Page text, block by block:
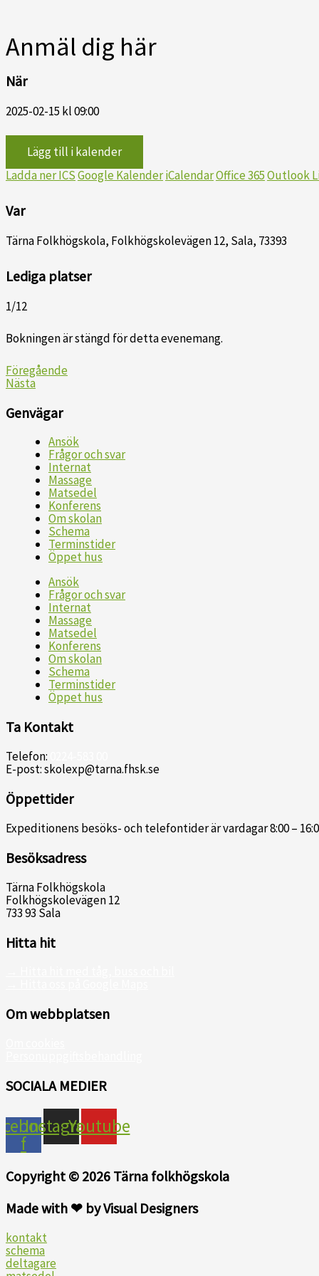
Anmäl dig här
När
2025-02-15 kl 09:00
Lägg till i kalender
Ladda ner ICSGoogle KalenderiCalendarOffice 365Outlook
Var
Tärna Folkhögskola, Folkhögskolevägen 12, Sala, 73393
Lediga platser
1/12
Bokningen är stängd för detta evenemang.
Föregående
Nästa
Genvägar
Ansök
Frågor och svar
Internat
Massage
Matsedel
Konferens
Om skolan
Schema
Terminstider
Öppet hus
Ansök
Frågor och svar
Internat
Massage
Matsedel
Konferens
Om skolan
Schema
Terminstider
Öppet hus
Ta Kontakt
Telefon:
E-post: skolexp@tarna.fhsk.se
Öppettider
Expeditionens besöks- och telefontider är vardagar 8:00 –
Besöksadress
Tärna Folkhögskola
Folkhögskolevägen 12
733 93 Sala
Hitta hit
Om webbplatsen
SOCIALA MEDIER
f
InstagramYoutube
Copyright © 2026 Tärna folkhögskola
Made with ❤ by Visual Designers
kontakt
schema
deltagare